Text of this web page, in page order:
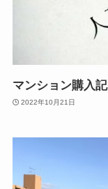
マンション購入
2022年10月21日